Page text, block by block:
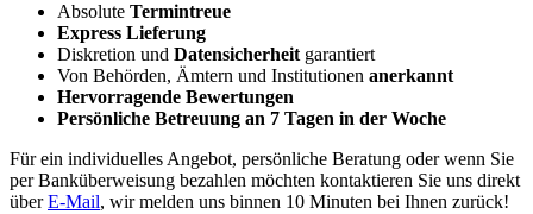
Absolute Termintreue
Express Lieferung
Diskretion und Datensicherheit garantiert
Von Behörden, Ämtern und Institutionen anerkannt
Hervorragende Bewertungen
Persönliche Betreuung an 7 Tagen in der Woche
Für ein individuelles Angebot, persönliche Beratung oder wenn Sie
per Banküberweisung bezahlen möchten kontaktieren Sie uns direkt
überE-Mail, wir melden uns binnen 10 Minuten bei Ihnen zurück!